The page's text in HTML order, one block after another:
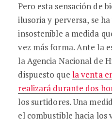
Pero esta sensación de
ilusoria y perversa, se
insostenible a medida
vez más forma. Ante la
la Agencia Nacional de
dispuesto que la venta
realizará durante dos
los surtidores. Una
el combustible hacia los